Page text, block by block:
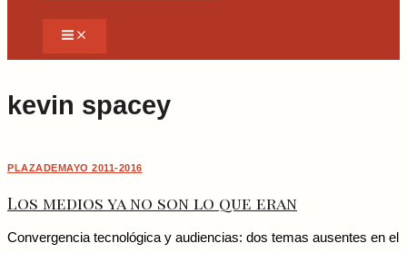
kevin spacey
PLAZADEMAYO 2011-2016
Los medios ya no son lo que eran
Convergencia tecnológica y audiencias: dos temas ausentes en el